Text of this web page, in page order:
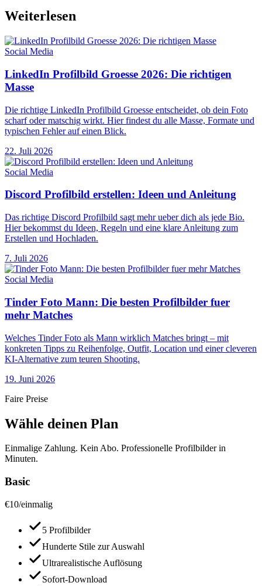
Weiterlesen
Social Media
LinkedIn Profilbild Groesse 2026: Die richtigen
Masse
Die richtige LinkedIn Profilbild Groesse entscheidet, ob dein Foto
scharf oder matschig wirkt. Hier findest du alle Masse, Formate und
typischen Fehler auf einen Blick.
22. Juli 2026
Social Media
Discord Profilbild erstellen: Ideen und Anleitung
Das richtige Discord Profilbild sagt mehr ueber dich als jede Bio.
Hier bekommst du Ideen, Regeln und eine klare Anleitung zum
Erstellen und Hochladen.
7. Juli 2026
Social Media
Tinder Foto Mann: Die besten Profilbilder fuer
mehr Matches
Welches Tinder Foto als Mann wirklich Matches bringt – mit
konkreten Tipps zu Reihenfolge, Outfit, Location und einer cleveren
KI-Alternative zum teuren Shooting.
19. Juni 2026
Faire Preise
Wähle deinen Plan
Einmalige Zahlung. Kein Abo. Professionelle Profilbilder in
Minuten.
Basic
€10/einmalig
5 Profilbilder
Hunderte Stile zur Auswahl
Ultrarealistische Auflösung
Sofort-Download